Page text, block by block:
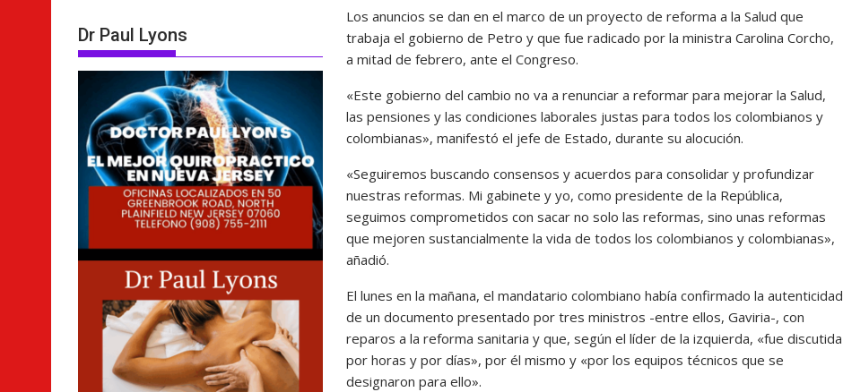
Los anuncios se dan en el marco de un proyecto de reforma a la Salud que
trabaja el gobierno de Petro y que fue radicado por la ministra Carolina Corcho,
a mitad de febrero, ante el Congreso.
«Este gobierno del cambio no va a renunciar a reformar para mejorar la Salud,
las pensiones y las condiciones laborales justas para todos los colombianos y
colombianas», manifestó el jefe de Estado, durante su alocución.
«Seguiremos buscando consensos y acuerdos para consolidar y profundizar
nuestras reformas. Mi gabinete y yo, como presidente de la República,
seguimos comprometidos con sacar no solo las reformas, sino unas reformas
que mejoren sustancialmente la vida de todos los colombianos y colombianas»,
añadió.
El lunes en la mañana, el mandatario colombiano había confirmado la autenticidad
de un documento presentado por tres ministros -entre ellos, Gaviria-, con
reparos a la reforma sanitaria y que, según el líder de la izquierda, «fue discutida
por horas y por días», por él mismo y «por los equipos técnicos que se
designaron para ello».
Dr Paul Lyons